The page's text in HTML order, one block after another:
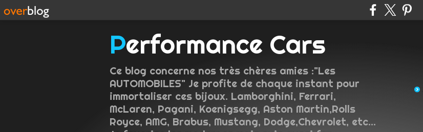
Performance Cars
Ce blog concerne nos très chères amies :"Les
AUTOMOBILES" Je profite de chaque instant pour
immortaliser ces bijoux. Lamborghini, Ferrari,
McLaren, Pagani, Koenigsegg, Aston Martin,Rolls
Royce, AMG, Brabus, Mustang, Dodge,Chevrolet, etc...